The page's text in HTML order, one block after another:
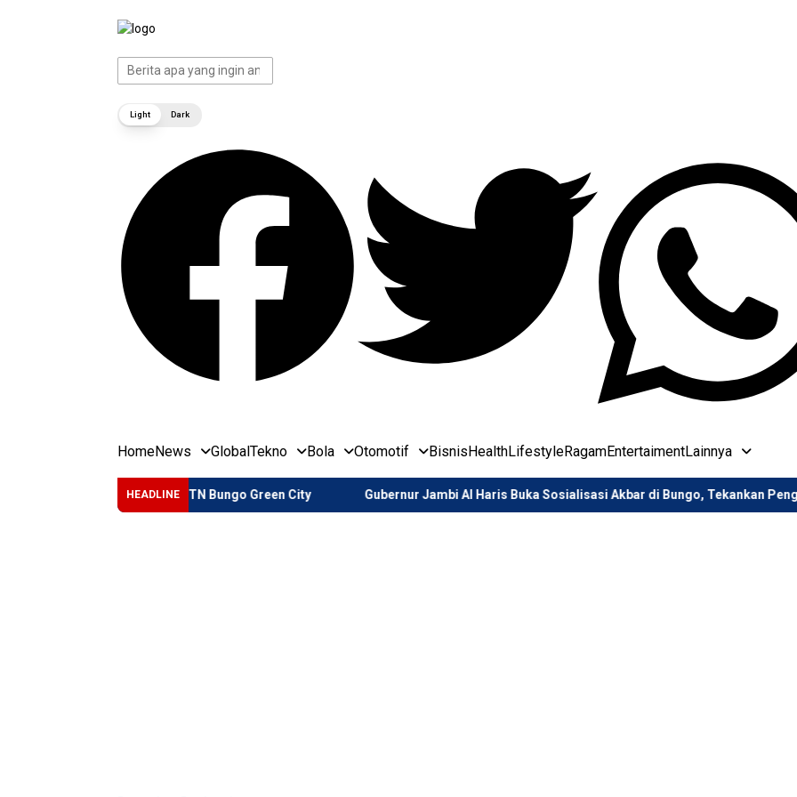
Light Dark
HomeNews GlobalTekno Bola Otomotif BisnisHealthLifestyleRagamEntertaimentLainnya
HEADLINE
BTN Bungo Green City Gubernur Jambi Al Haris Buka Sosialisasi Akbar di Bungo, Tekankan Penguatan Karakter